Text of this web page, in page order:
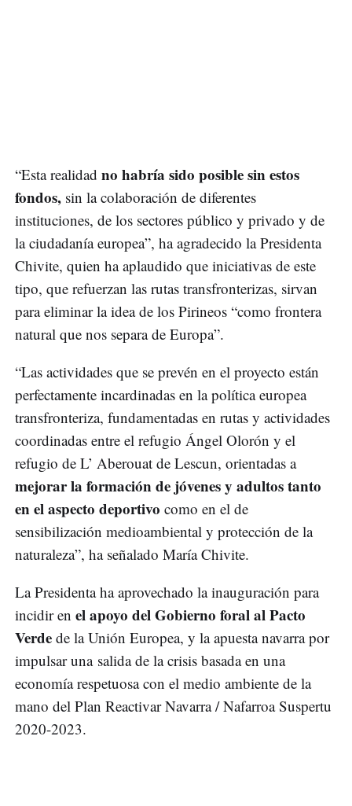
“Esta realidad no habría sido posible sin estos
fondos, sin la colaboración de diferentes
instituciones, de los sectores público y privado y de
la ciudadanía europea”, ha agradecido la Presidenta
Chivite, quien ha aplaudido que iniciativas de este
tipo, que refuerzan las rutas transfronterizas, sirvan
para eliminar la idea de los Pirineos “como frontera
natural que nos separa de Europa”.
“Las actividades que se prevén en el proyecto están
perfectamente incardinadas en la política europea
transfronteriza, fundamentadas en rutas y actividades
coordinadas entre el refugio Ángel Olorón y el
refugio de L’ Aberouat de Lescun, orientadas a
mejorar la formación de jóvenes y adultos tanto
en el aspecto deportivo como en el de
sensibilización medioambiental y protección de la
naturaleza”, ha señalado María Chivite.
La Presidenta ha aprovechado la inauguración para
incidir en el apoyo del Gobierno foral al Pacto
Verde de la Unión Europea, y la apuesta navarra por
impulsar una salida de la crisis basada en una
economía respetuosa con el medio ambiente de la
mano del Plan Reactivar Navarra / Nafarroa Suspertu
2020-2023.